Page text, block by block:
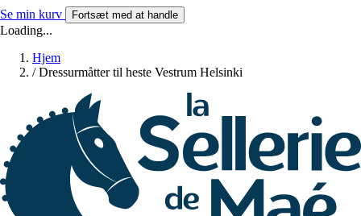
Se min kurv Fortsæt med at handle
Loading...
Hjem
/ Dressurmåtter til heste Vestrum Helsinki